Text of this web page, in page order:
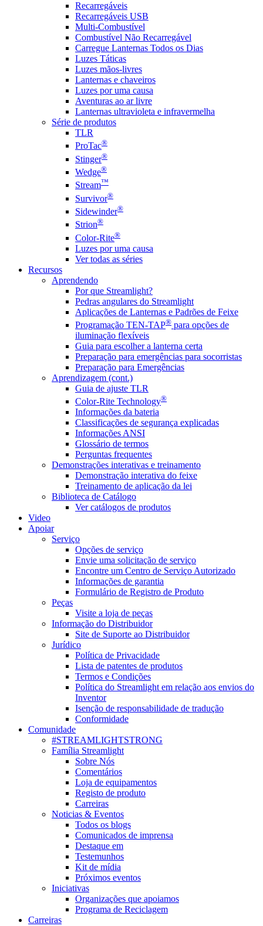
Recarregáveis
Recarregáveis USB
Multi-Combustível
Combustível Não Recarregável
Carregue Lanternas Todos os Dias
Luzes Táticas
Luzes mãos-livres
Lanternas e chaveiros
Luzes por uma causa
Aventuras ao ar livre
Lanternas ultravioleta e infravermelha
Série de produtos
TLR
ProTac®
Stinger®
Wedge®
Stream™
Survivor®
Sidewinder®
Strion®
Color-Rite®
Luzes por uma causa
Ver todas as séries
Recursos
Aprendendo
Por que Streamlight?
Pedras angulares do Streamlight
Aplicações de Lanternas e Padrões de Feixe
Programação TEN-TAP® para opções de
iluminação flexíveis
Guia para escolher a lanterna certa
Preparação para emergências para socorristas
Preparação para Emergências
Aprendizagem (cont.)
Guia de ajuste TLR
Color-Rite Technology®
Informações da bateria
Classificações de segurança explicadas
Informações ANSI
Glossário de termos
Perguntas frequentes
Demonstrações interativas e treinamento
Demonstração interativa do feixe
Treinamento de aplicação da lei
Biblioteca de Catálogo
Ver catálogos de produtos
Video
Apoiar
Serviço
Opções de serviço
Envie uma solicitação de serviço
Encontre um Centro de Serviço Autorizado
Informações de garantia
Formulário de Registro de Produto
Peças
Visite a loja de peças
Informação do Distribuidor
Site de Suporte ao Distribuidor
Jurídico
Política de Privacidade
Lista de patentes de produtos
Termos e Condições
Política do Streamlight em relação aos envios do
Inventor
Isenção de responsabilidade de tradução
Conformidade
Comunidade
#STREAMLIGHTSTRONG
Família Streamlight
Sobre Nós
Comentários
Loja de equipamentos
Registo de produto
Carreiras
Noticias & Eventos
Todos os blogs
Comunicados de imprensa
Destaque em
Testemunhos
Kit de mídia
Próximos eventos
Iniciativas
Organizações que apoiamos
Programa de Reciclagem
Carreiras